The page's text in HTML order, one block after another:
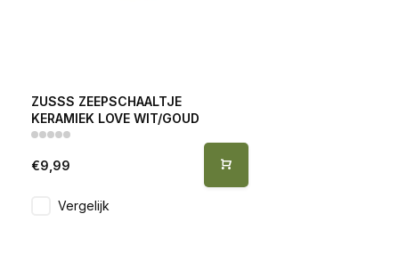
ZUSSS ZEEPSCHAALTJE
KERAMIEK LOVE WIT/GOUD
€9,99
Vergelijk